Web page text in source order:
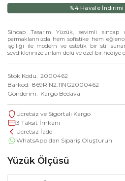
%4 Havale İndirimi
Sincap Tasarım Yüzük, sevimli
parmaklarınızda hem sofistike hem
işçiliği ile modern ve estetik bir stil
sevdiklerinize anlam dolu ve özel bir hediye
Stok Kodu 2000462
Barkod 869RIN2.11NG2000462
Gönderim
Kargo Bedava
Ücretsiz ve Sigortalı Kargo
3 Taksit İmkanı
Ücretsiz İade
WhatsApp'dan Sipariş Oluşturun
Yüzük Ölçüsü